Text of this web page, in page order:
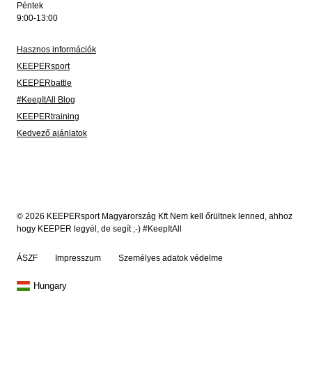
Péntek
9:00-13:00
Hasznos információk
KEEPERsport
KEEPERbattle
#KeepItAll Blog
KEEPERtraining
Kedvező ajánlatok
© 2026 KEEPERsport Magyarország Kft Nem kell őrültnek lenned, ahhoz
hogy KEEPER legyél, de segít ;-) #KeepItAll
ÁSZF Impresszum Személyes adatok védelme
Hungary